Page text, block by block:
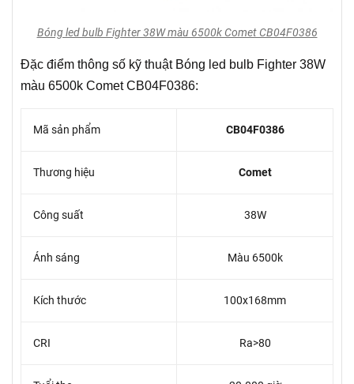
Bóng led bulb Fighter 38W màu 6500k Comet CB04F0386
Đặc điểm thông số kỹ thuật Bóng led bulb Fighter 38W
màu 6500k Comet CB04F0386:
Mã sản phẩm CB04F0386
Thương hiệu Comet
Công suất 38W
Ánh sáng Màu 6500k
Kích thước 100x168mm
CRI Ra>80